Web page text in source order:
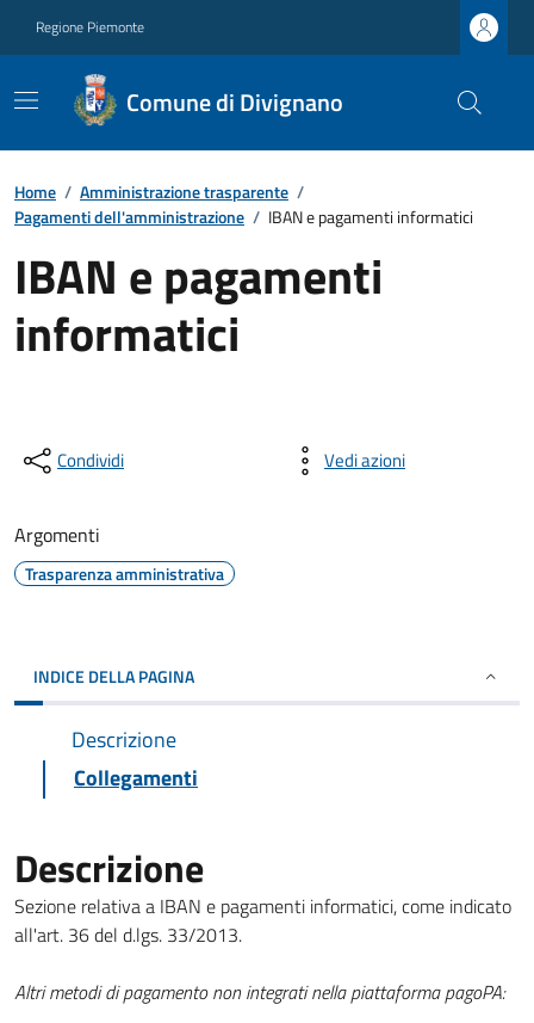
Regione Piemonte
Comune di Divignano
Home / Amministrazione trasparente /
Pagamenti dell'amministrazione / IBAN e pagamenti informatici
IBAN e pagamenti
informatici
Condividi Vedi azioni
Argomenti
Trasparenza amministrativa
INDICE DELLA PAGINA
Descrizione
Collegamenti
Descrizione
Sezione relativa a IBAN e pagamenti informatici, come indicato
all'art. 36 del d.lgs. 33/2013.
Altri metodi di pagamento non integrati nella piattaforma pagoPA: